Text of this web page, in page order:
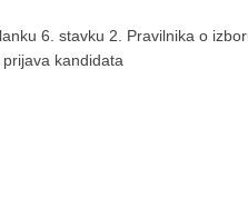
6. stavku 2. Pravilnika o
kandidata